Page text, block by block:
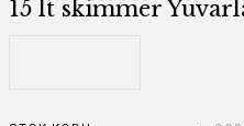
15 lt skimmer